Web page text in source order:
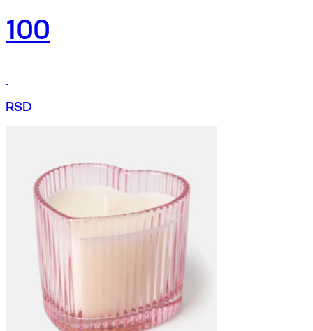
100
RSD